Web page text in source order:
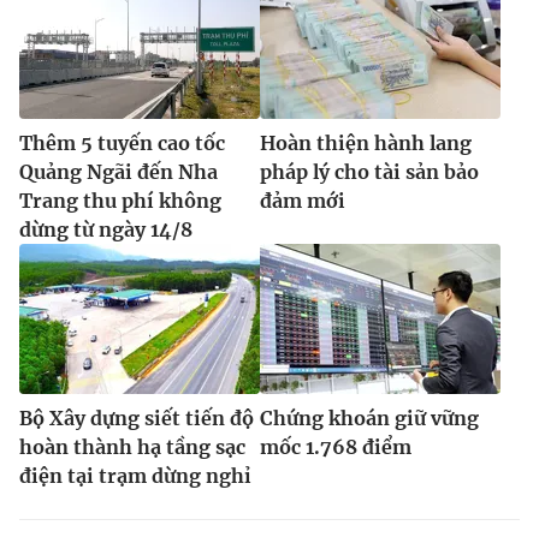
Thêm 5 tuyến cao tốc
Quảng Ngãi đến Nha
Trang thu phí không
dừng từ ngày 14/8
Hoàn thiện hành lang
pháp lý cho tài sản bảo
đảm mới
Bộ Xây dựng siết tiến độ
hoàn thành hạ tầng sạc
điện tại trạm dừng nghỉ
Chứng khoán giữ vững
mốc 1.768 điểm